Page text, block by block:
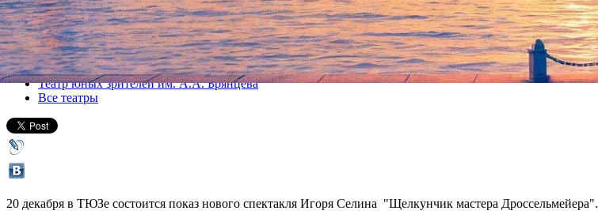
20 декабря 2013, пятница,18.00
Версия для печати
Все спектакли
Театр юных зрителей им. А.А. Брянцева
Все театры
20 декабря в ТЮЗе состоится показ нового спектакля Игоря Селина "Щелкунчик мастера Дроссельмейера".